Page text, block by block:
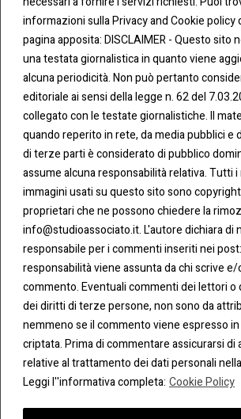
informazioni sulla Privacy and Cookie policy
pagina apposita: DISCLAIMER - Questo sito
una testata giornalistica in quanto viene
alcuna periodicità. Non può pertanto
editoriale ai sensi della legge n. 62 del
collegato con le testate giornalistiche. Il
quando reperito in rete, da media pubblici e
di terze parti è considerato di pubblico
assume alcuna responsabilità relativa. Tutti
immagini usati su questo sito sono
proprietari che ne possono chiedere la
info@studioassociato.it. L'autore dichiara di
responsabile per i commenti inseriti nei
responsabilità viene assunta da chi scrive e/
commento. Eventuali commenti dei lettori o
dei diritti di terze persone, non sono da
nemmeno se il commento viene espresso
criptata. Prima di commentare assicurarsi di
relative al trattamento dei dati personali
Leggi l''informativa completa: Cookie Policy
CONT
ATTI
Tel:
0283438.482
Fax:
0283438.483
mail:
info@studioassociato.it
Via
Vittor
Pisani,
13 -
20124
Milano